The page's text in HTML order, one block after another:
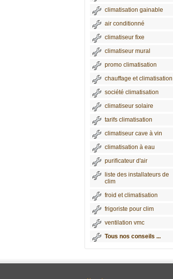
climatisation gainable
air conditionné
climatiseur fixe
climatiseur mural
promo climatisation
chauffage et climatisation
société climatisation
climatiseur solaire
tarifs climatisation
climatiseur cave à vin
climatisation à eau
purificateur d'air
liste des installateurs de
clim
froid et climatisation
frigoriste pour clim
ventilation vmc
Tous nos conseils ...